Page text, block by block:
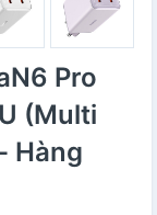
Pro
(Multi
Hàng